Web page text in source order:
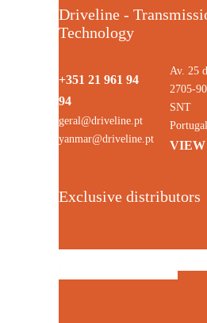
Driveline -
Technology
+351 21 961 94
94
geral@driveline.pt
yanmar@driveline.pt
Av. 25
2705-
SNT
Portugal
Exclusive distributors